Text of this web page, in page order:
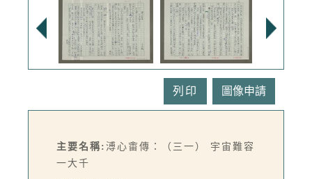
列印
主要名稱: 溥心畬傳：（三一） 宇宙難容
一大千